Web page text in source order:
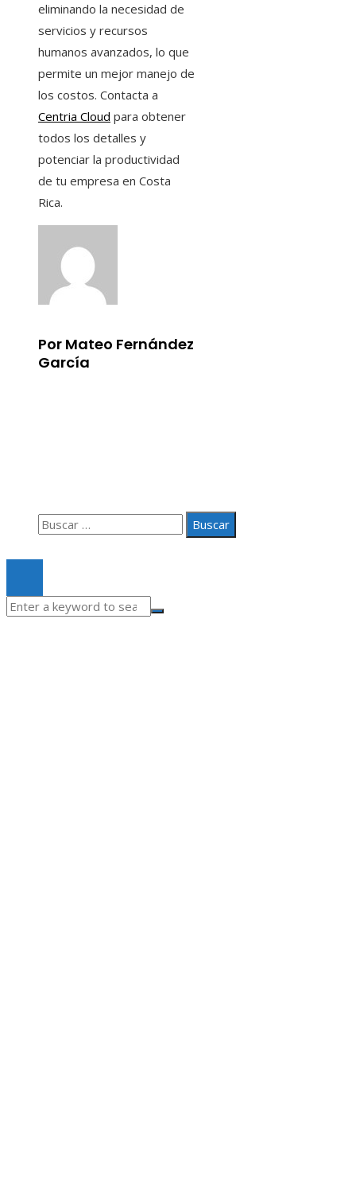
eliminando la necesidad de
servicios y recursos
humanos avanzados, lo que
permite un mejor manejo de
los costos. Contacta a
Centria Cloud para obtener
todos los detalles y
potenciar la productividad
de tu empresa en Costa
Rica.
Por Mateo Fernández
García
Buscar: